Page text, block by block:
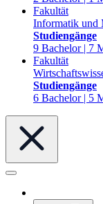
Fakultät
Informatik und
Studiengänge
9 Bachelor | 7
Fakultät
Studiengänge
6 Bachelor | 5